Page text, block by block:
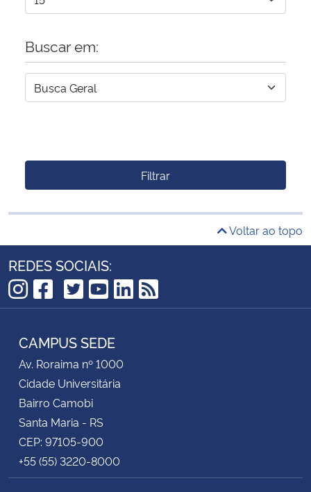
Buscar em:
Filtrar
Voltar ao topo
REDES SOCIAIS:
Instagram
Facebook
TikTok
Twitter
YouTube
LinkedIn
RSS
CAMPUS SEDE
Av. Roraima nº 1000
Cidade Universitária
Bairro Camobi
Santa Maria - RS
CEP: 97105-900
+55 (55) 3220-8000